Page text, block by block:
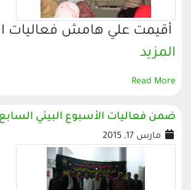
أقيمت علي هامش فعاليات
المزيد
Read More
ضمن فعاليات الأسبوع البيئي السابع
مارس 17, 2015